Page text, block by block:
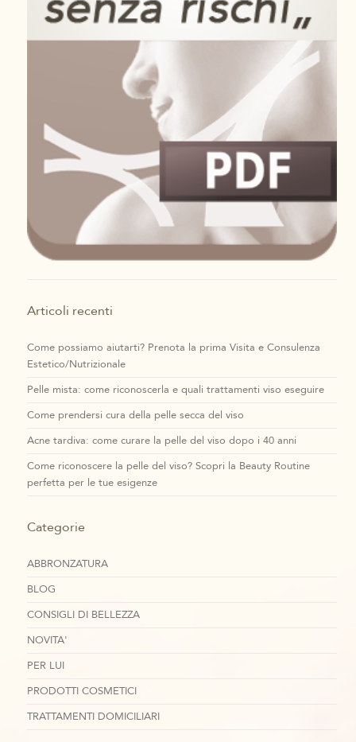
Articoli recenti
Come possiamo aiutarti? Prenota la prima Visita e Consulenza
Estetico/Nutrizionale
Pelle mista: come riconoscerla e quali trattamenti viso eseguire
Come prendersi cura della pelle secca del viso
Acne tardiva: come curare la pelle del viso dopo i 40 anni
Come riconoscere la pelle del viso? Scopri la Beauty Routine
perfetta per le tue esigenze
Categorie
ABBRONZATURA
BLOG
CONSIGLI DI BELLEZZA
NOVITA'
PER LUI
PRODOTTI COSMETICI
TRATTAMENTI DOMICILIARI